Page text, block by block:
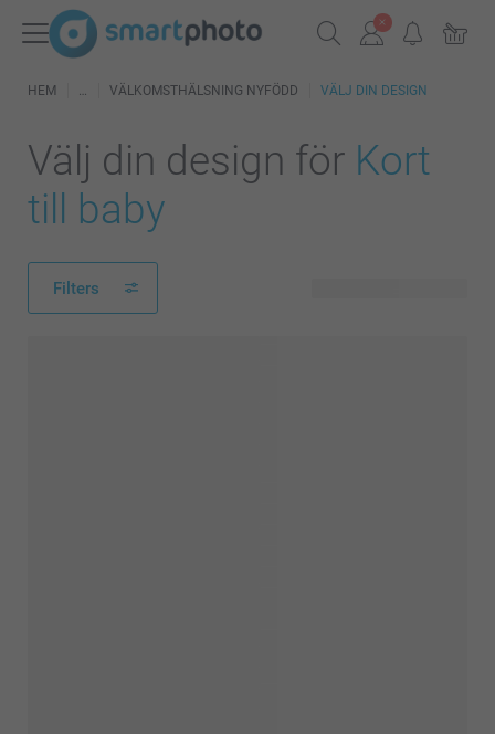
HEM VÄLKOMSTHÄLSNING NYFÖDD VÄLJ DIN DESIGN
Välj din design för Kort
till baby
Filters